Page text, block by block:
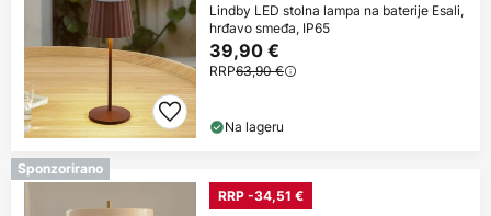
Lindby LED stolna lampa na baterije Esali,
hrđavo smeđa, IP65
39,90 €
RRP63,90 €
Na lageru
Sponzorirano
RRP -34,51 €